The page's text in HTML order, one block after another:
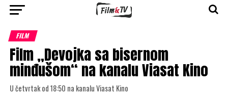
FILM
Film „Devojka sa bisernom
minđušom“ na kanalu Viasat Kino
U četvrtak od 18:50 na kanalu Viasat Kino